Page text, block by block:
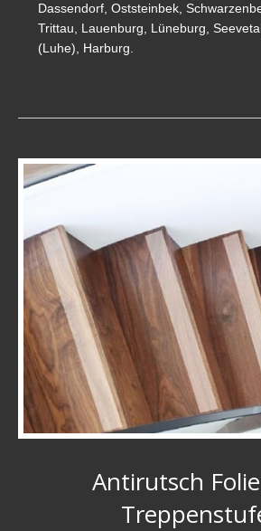
Dassendorf, Oststeinbek,
Trittau, Lauenburg, Lüneburg,
(Luhe), Harburg.
Antirutsch